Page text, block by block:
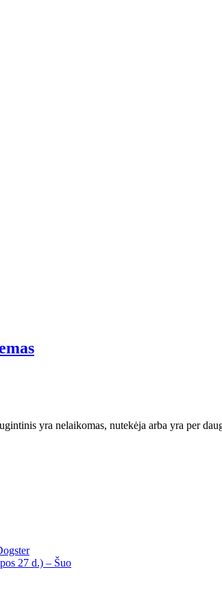
yra nelaikomas, nutekėja arba yra per
27 d.) – Šuo